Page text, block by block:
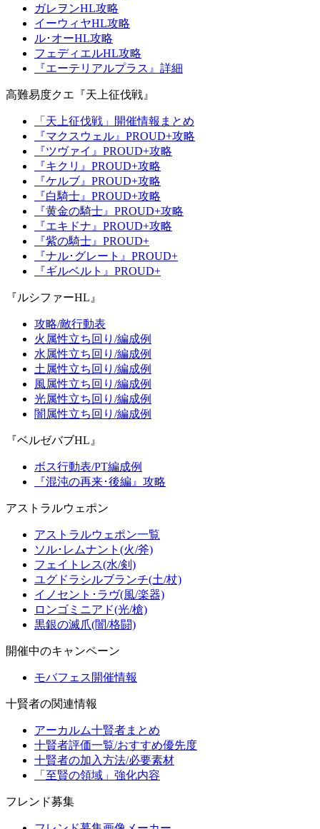
ガレヲンHL攻略
イーウィヤHL攻略
ル･オーHL攻略
フェディエルHL攻略
『エーテリアルプラス』詳細
高難易度クエ『天上征伐戦』
「天上征伐戦」開催情報まとめ
『マクスウェル』PROUD+攻略
『ツヴァイ』PROUD+攻略
『キクリ』PROUD+攻略
『ケルブ』PROUD+攻略
『白騎士』PROUD+攻略
『黄金の騎士』PROUD+攻略
『エキドナ』PROUD+攻略
『紫の騎士』PROUD+
『ナル･グレート』PROUD+
『ギルベルト』PROUD+
『ルシファーHL』
攻略/敵行動表
火属性立ち回り/編成例
水属性立ち回り/編成例
土属性立ち回り/編成例
風属性立ち回り/編成例
光属性立ち回り/編成例
闇属性立ち回り/編成例
『ベルゼバブHL』
ボス行動表/PT編成例
『混沌の再来･後編』攻略
アストラルウェポン
アストラルウェポン一覧
ソル･レムナント(火/斧)
フェイトレス(水/剣)
ユグドラシルブランチ(土/杖)
イノセント･ラヴ(風/楽器)
ロンゴミニアド(光/槍)
黒銀の滅爪(闇/格闘)
開催中のキャンペーン
モバフェス開催情報
十賢者の関連情報
アーカルム十賢者まとめ
十賢者評価一覧/おすすめ優先度
十賢者の加入方法/必要素材
「至賢の領域」強化内容
フレンド募集